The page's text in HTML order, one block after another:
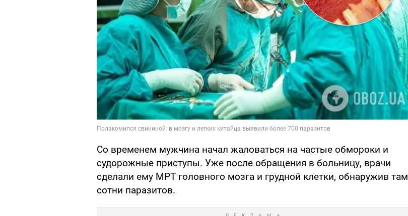
Со временем мужчина начал жаловаться на частые обмороки и
судорожные приступы. Уже после обращения в больницу, врачи
сделали ему МРТ головного мозга и грудной клетки, обнаружив там
сотни паразитов.